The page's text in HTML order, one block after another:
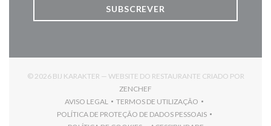
SUBSCREVER
© 2026 BIJ KARAKTER — WEBSITE DO RESTAURANTE CRIADO POR
ZENCHEF
AVISO LEGAL
((ABRE NUMA NOVA JANELA))
TERMOS DE UTILIZAÇÃO
((ABRE NUMA NOVA JANELA))
POLÍTICA DE PROTEÇÃO DE DADOS PESSOAIS
((ABRE NUMA NOVA JANELA))